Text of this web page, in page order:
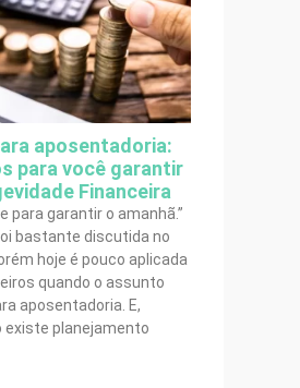
aposentadoria:
para você garantir
Financeira
para garantir o amanhã.”
bastante discutida no
hoje é pouco aplicada
quando o assunto
aposentadoria. E,
existe planejamento